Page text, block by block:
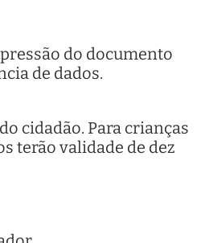
do documento
de dados.
cidadão. Para crianças
terão validade de dez